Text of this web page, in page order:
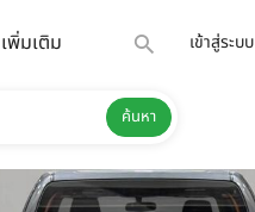
เพิ่มเติม เข้าสู่ระบบ
ค้นหา